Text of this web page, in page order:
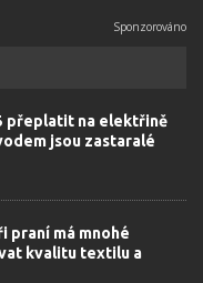
přeplatit na elektřině
jsou zastaralé
praní má mnohé
kvalitu textilu a